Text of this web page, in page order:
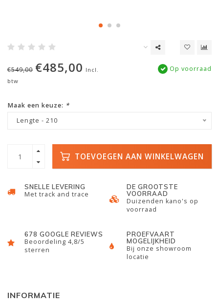
€549,00 €485,00 Incl.
btw
Op voorraad
Maak een keuze: *
Lengte - 210
TOEVOEGEN AAN WINKELWAGEN
SNELLE LEVERING
Met track and trace
DE GROOTSTE
VOORRAAD
Duizenden kano's op
voorraad
678 GOOGLE REVIEWS
Beoordeling 4,8/5
sterren
PROEFVAART
MOGELIJKHEID
Bij onze showroom
locatie
INFORMATIE